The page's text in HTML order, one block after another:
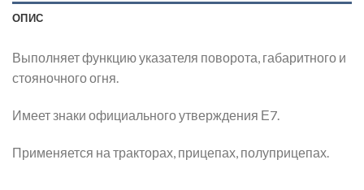
ОПИС
Выполняет функцию указателя поворота, габаритного и
стояночного огня.
Имеет знаки официального утверждения Е7.
Применяется на тракторах, прицепах, полуприцепах.